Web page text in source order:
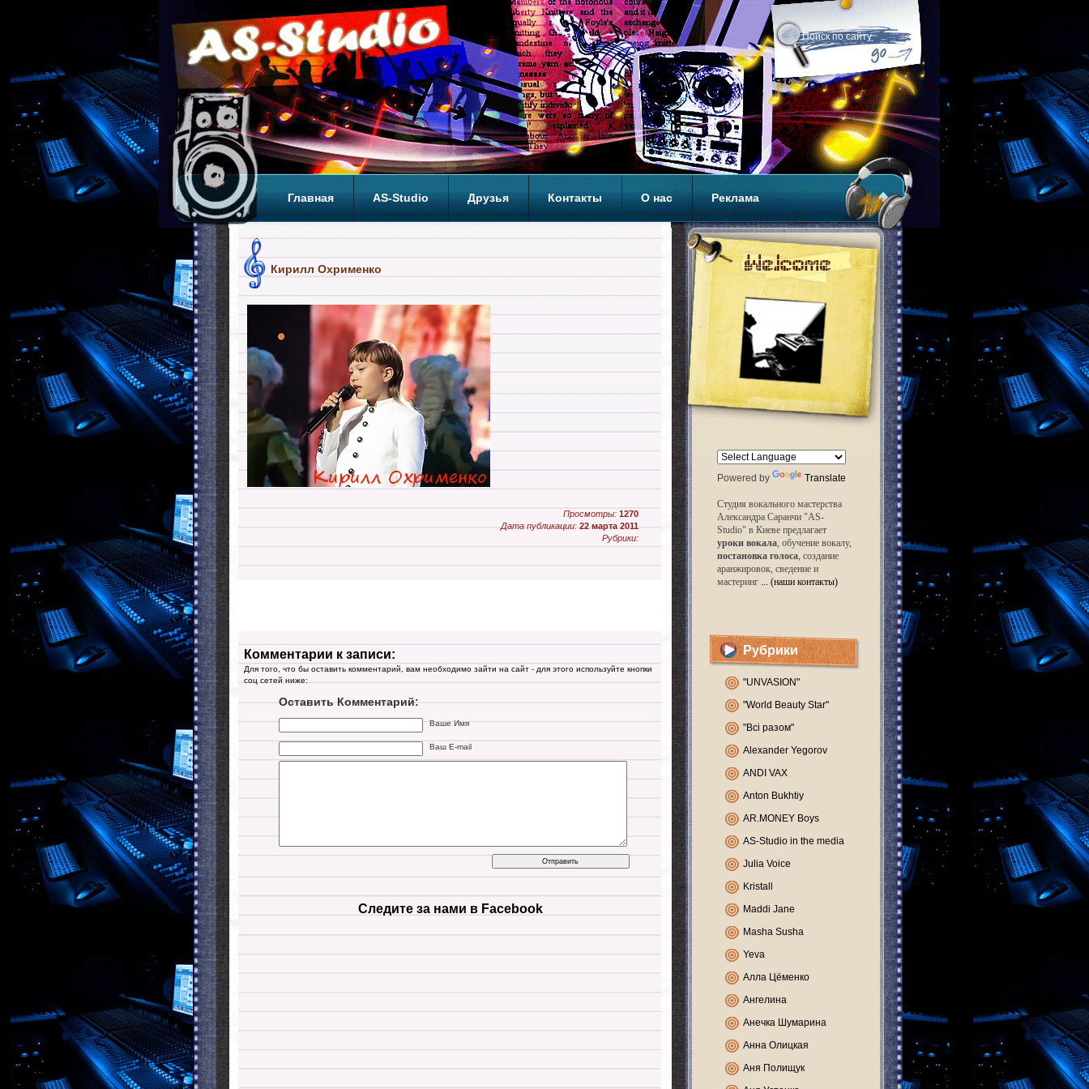
Главная AS-Studio Друзья Контакты О нас Реклама
Кирилл Охрименко
Просмотры: 1270
Дата публикации: 22 марта 2011
Рубрики:
Комментарии к записи:
Для того, что бы оставить комментарий, вам необходимо зайти на сайт - для этого используйте кнопки
соц сетей ниже:
Оставить Комментарий:
Ваше Имя
Ваш E-mail
Следите за нами в Facebook
Powered by Translate
Студия вокального мастерства
Александра Саранчи "AS-
Studio" в Киеве предлагает
уроки вокала, обучение вокалу,
постановка голоса, создание
аранжировок, сведение и
мастеринг ... (наши контакты)
Рубрики
"UNVASION"
"World Beauty Star"
"Всі разом"
Alexander Yegorov
ANDI VAX
Anton Bukhtiy
AR.MONEY Boys
AS-Studio in the media
Julia Voice
Kristall
Maddi Jane
Masha Susha
Yeva
Алла Цёменко
Ангелина
Анечка Шумарина
Анна Олицкая
Аня Полищук